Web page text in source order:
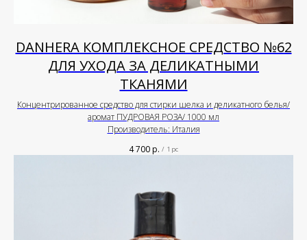
DANHERA КОМПЛЕКСНОЕ СРЕДСТВО №62
ДЛЯ УХОДА ЗА ДЕЛИКАТНЫМИ
ТКАНЯМИ
Концентрированное средство для стирки шелка и деликатного белья/
аромат ПУДРОВАЯ РОЗА/ 1000 мл
Производитель: Италия
4 700р. / 1 pc